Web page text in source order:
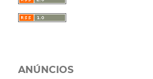
ANÚNCIOS